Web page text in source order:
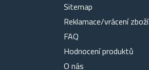
Sitemap
Reklamace/vrácení zboží
FAQ
Hodnocení produktů
O nás